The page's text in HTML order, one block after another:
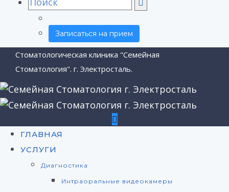
for:
Записаться на прием
Стоматологическая клиника "Семейная
Стоматология". г. Электросталь.
ГЛАВНАЯ
УСЛУГИ
Диагностика
Интраоральные видеокамеры